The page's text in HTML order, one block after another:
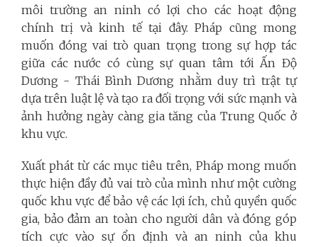
môi trường an ninh có lợi cho các hoạt động
chính trị và kinh tế tại đây. Pháp cũng mong
muốn đóng vai trò quan trọng trong sự hợp tác
giữa các nước có cùng sự quan tâm tới Ấn Độ
Dương - Thái Bình Dương nhằm duy trì trật tự
dựa trên luật lệ và tạo ra đối trọng với sức mạnh và
ảnh hưởng ngày càng gia tăng của Trung Quốc ở
khu vực.
Xuất phát từ các mục tiêu trên, Pháp mong muốn
thực hiện đầy đủ vai trò của mình như một cường
quốc khu vực để bảo vệ các lợi ích, chủ quyền quốc
gia, bảo đảm an toàn cho người dân và đóng góp
tích cực vào sự ổn định và an ninh của khu